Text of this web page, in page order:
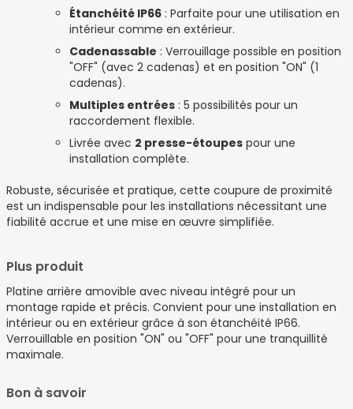
Étanchéité IP66 : Parfaite pour une utilisation en
intérieur comme en extérieur.
Cadenassable : Verrouillage possible en position
"OFF" (avec 2 cadenas) et en position "ON" (1
cadenas).
Multiples entrées : 5 possibilités pour un
raccordement flexible.
Livrée avec 2 presse-étoupes pour une
installation complète.
Robuste, sécurisée et pratique, cette coupure de proximité
est un indispensable pour les installations nécessitant une
fiabilité accrue et une mise en œuvre simplifiée.
Plus produit
Platine arrière amovible avec niveau intégré pour un
montage rapide et précis. Convient pour une installation en
intérieur ou en extérieur grâce à son étanchéité IP66.
Verrouillable en position "ON" ou "OFF" pour une tranquillité
maximale.
Bon à savoir